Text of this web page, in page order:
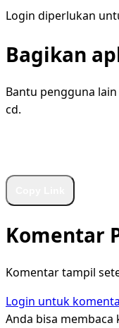
Login diperlukan
Bagikan
Bantu pengguna
cd.
Komentar
Komentar tampil
Login untuk
Anda bisa